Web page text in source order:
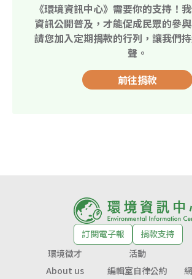
《環境資訊中心》需要你的支持！
資訊公開普及，才能促成民眾的參
請您加入定期捐款的行列，讓我們
聲。
前往捐款
訂閱電子報
捐款支持
環境徵才
活動
About us
編輯室自律公約